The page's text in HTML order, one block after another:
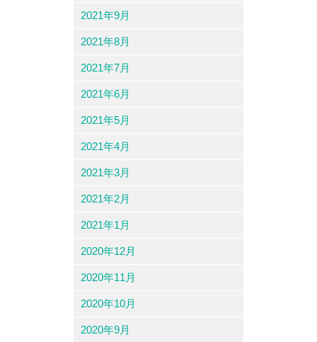
2021年9月
2021年8月
2021年7月
2021年6月
2021年5月
2021年4月
2021年3月
2021年2月
2021年1月
2020年12月
2020年11月
2020年10月
2020年9月